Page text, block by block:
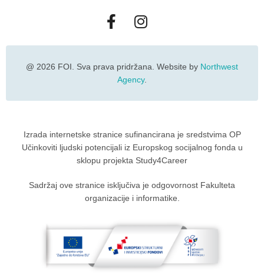
@ 2026 FOI. Sva prava pridržana. Website by Northwest
Agency.
Izrada internetske stranice sufinancirana je sredstvima OP
Učinkoviti ljudski potencijali iz Europskog socijalnog fonda u
sklopu projekta Study4Career
Sadržaj ove stranice isključiva je odgovornost Fakulteta
organizacije i informatike.